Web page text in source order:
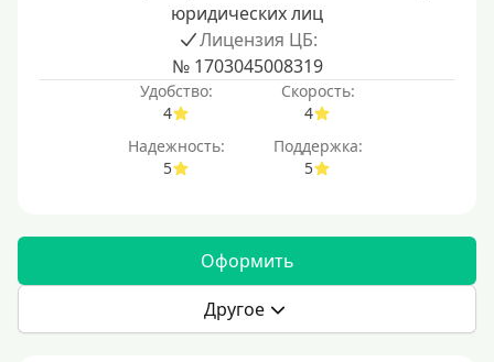
юридических лиц
Лицензия ЦБ:
№ 1703045008319
Удобство:
4
Скорость:
4
Надежность:
5
Поддержка:
5
Оформить
Другое